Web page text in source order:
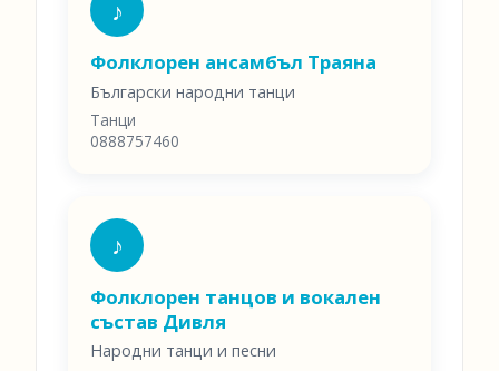
♪
Фолклорен ансамбъл Траяна
Български народни танци
Танци
0888757460
♪
Фолклорен танцов и вокален
състав Дивля
Народни танци и песни